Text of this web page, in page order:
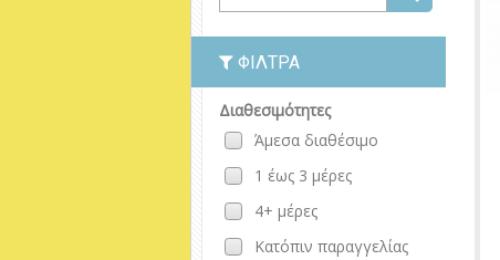
ΦΊΛΤΡΑ
Διαθεσιμότητες
Άμεσα διαθέσιμο
1 έως 3 μέρες
4+ μέρες
Κατόπιν παραγγελίας